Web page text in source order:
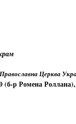
Церква
р Ромена